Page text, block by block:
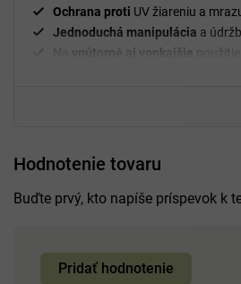
Ochrana proti UV žiareniu a
Jednoduchá manipulácia a
Na vnútorné aj vonkajšie použitie
Hodnotenie tovaru
Buďte prvý, kto napíše príspevok k
Pridať hodnotenie